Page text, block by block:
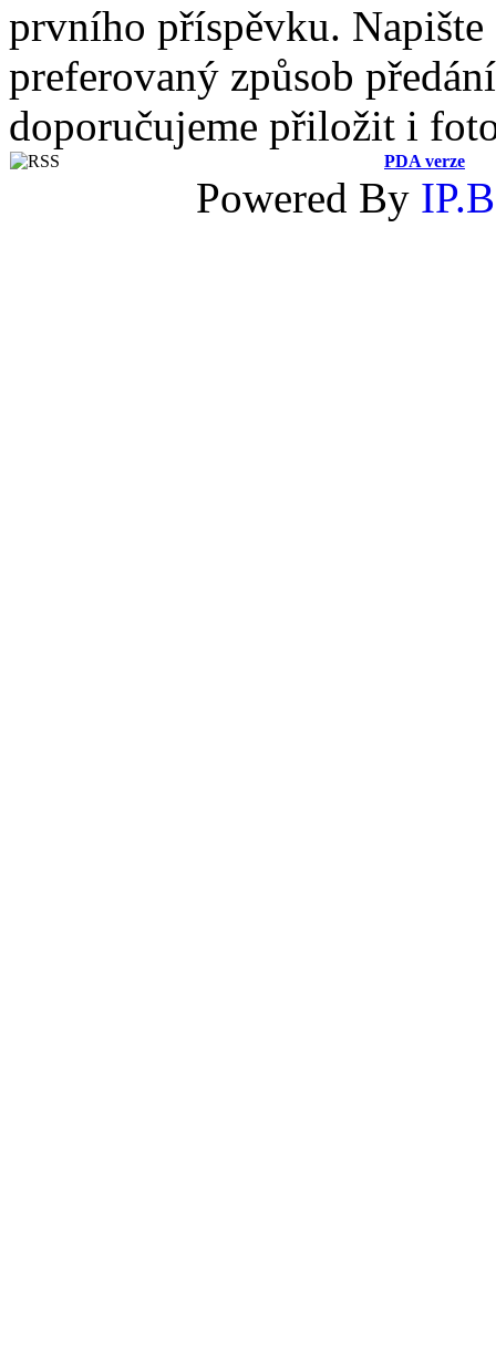
prvního příspěvku.
preferovaný způsob
doporučujeme přiložit i
PDA verze
Powered By